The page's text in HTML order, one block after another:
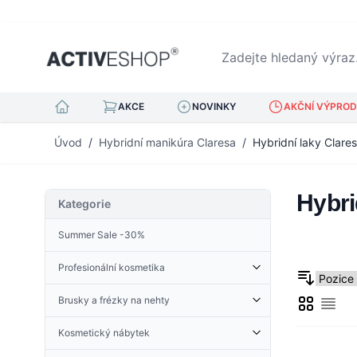
Zadejte hledaný výraz...
AKCE NOVINKY AKČNÍ
Úvod / Hybridní manikúra Claresa / Hybridní laky
Mřížka
Kategorie
Summer Sale -30%
Profesionální kosmetika
Nehtová kopyta
Derma Roller
Froté tkanina
Brusky a frézky na nehty
Brusky na nehty
Kosmetický nábytek